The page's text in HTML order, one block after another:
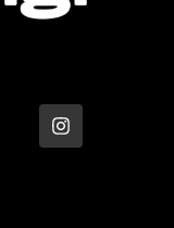
I
n
s